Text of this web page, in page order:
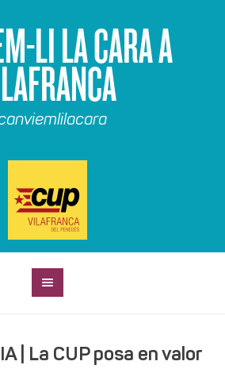
LI LA CARA A
| La CUP posa en valor